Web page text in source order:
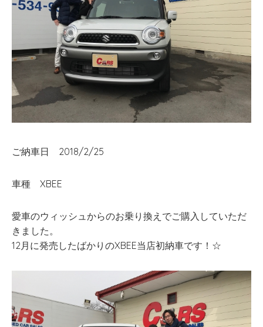
ご納車日 2018/2/25
車種 XBEE
愛車のウィッシュからのお乗り換えでご購入していただ
きました。
12月に発売したばかりのXBEE当店初納車です！☆